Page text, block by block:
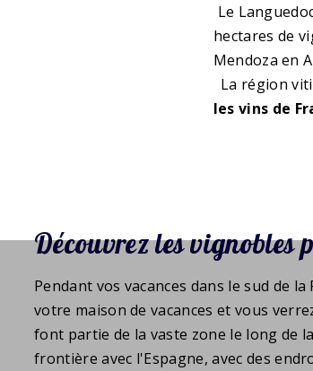
Le
hectares de
Mendoza en
La région
les vins de
Découvrez les vignobles
Pendant vos vacances dans le sud de
votre maison de vacances et vous
font partie de la vaste zone le long de
frontière avec l'Espagne, avec des